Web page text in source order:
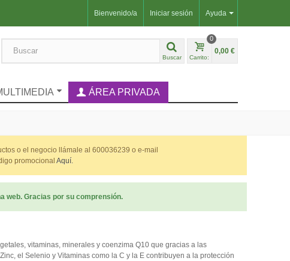
Ayuda
Bienvenido/a Iniciar sesión
Buscar Carrito:
0
0,00 €
ÁREA PRIVADA
o el negocio llámale al 600036239 o e-mail
promocional Aquí.
web. Gracias por su comprensión.
vitaminas, minerales y coenzima Q10 que gracias a las
el Selenio y Vitaminas como la C y la E contribuyen a la protección